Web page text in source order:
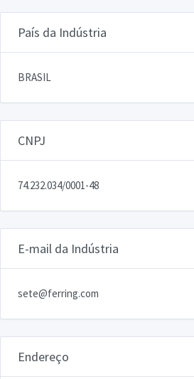
País da Indústria
BRASIL
CNPJ
74.232.034/0001-48
E-mail da Indústria
sete@ferring.com
Endereço